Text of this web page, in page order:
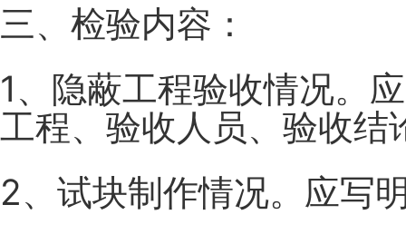
三、检验内容：
1、隐蔽工程验收情况。
工程、验收人员、验收结
2、试块制作情况。应写